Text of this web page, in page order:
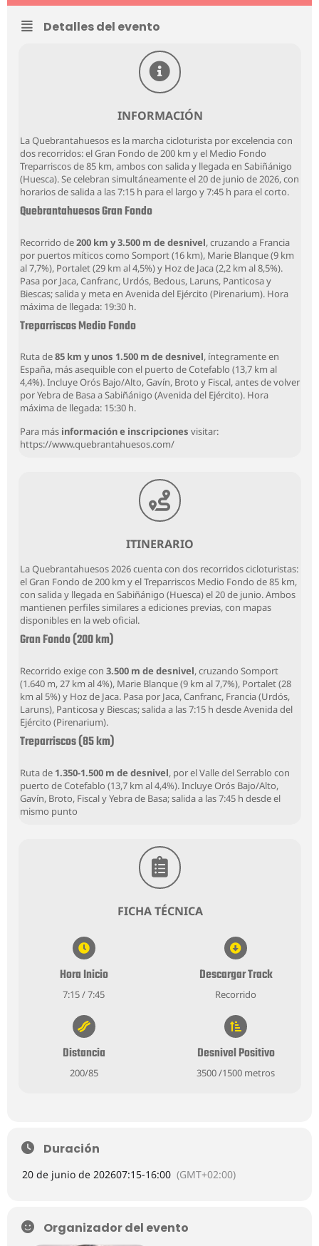
Pasarela de Pago
Detalles del evento
INFORMACIÓN
La Quebrantahuesos es la marcha cicloturista por excelencia con
dos recorridos: el Gran Fondo de 200 km y el Medio Fondo
Treparriscos de 85 km, ambos con salida y llegada en Sabiñánigo
(Huesca). Se celebran simultáneamente el 20 de junio de 2026, con
horarios de salida a las 7:15 h para el largo y 7:45 h para el corto.
Quebrantahuesos Gran Fondo
Recorrido de200 km y 3.500 m de desnivel, cruzando a Francia
por puertos míticos como Somport (16 km), Marie Blanque (9 km
al 7,7%), Portalet (29 km al 4,5%) y Hoz de Jaca (2,2 km al 8,5%).
Pasa por Jaca, Canfranc, Urdós, Bedous, Laruns, Panticosa y
Biescas; salida y meta en Avenida del Ejército (Pirenarium). Hora
máxima de llegada: 19:30 h.
Treparriscos Medio Fondo
Ruta de85 km y unos 1.500 m de desnivel, íntegramente en
España, más asequible con el puerto de Cotefablo (13,7 km al
4,4%). Incluye Orós Bajo/Alto, Gavín, Broto y Fiscal, antes de volver
por Yebra de Basa a Sabiñánigo (Avenida del Ejército). Hora
máxima de llegada: 15:30 h.
Para más información e inscripciones visitar:
https://www.quebrantahuesos.com/
ITINERARIO
La Quebrantahuesos 2026 cuenta con dos recorridos cicloturistas:
el Gran Fondo de 200 km y el Treparriscos Medio Fondo de 85 km,
con salida y llegada en Sabiñánigo (Huesca) el 20 de junio. Ambos
mantienen perfiles similares a ediciones previas, con mapas
disponibles en la web oficial.
Gran Fondo (200 km)
Recorrido exige con 3.500 m de desnivel, cruzando Somport
(1.640 m, 27 km al 4%), Marie Blanque (9 km al 7,7%), Portalet (28
km al 5%) y Hoz de Jaca. Pasa por Jaca, Canfranc, Francia (Urdós,
Laruns), Panticosa y Biescas; salida a las 7:15 h desde Avenida del
Ejército (Pirenarium).
Treparriscos (85 km)
Ruta de 1.350-1.500 m de desnivel, por el Valle del Serrablo con
puerto de Cotefablo (13,7 km al 4,4%). Incluye Orós Bajo/Alto,
Gavín, Broto, Fiscal y Yebra de Basa; salida a las 7:45 h desde el
mismo punto
FICHA TÉCNICA
Hora Inicio
7:15 / 7:45
Descargar Track
Recorrido
Distancia
200/85
Desnivel Positivo
3500 /1500 metros
Duración
20 de junio de 202607:15-16:00 (GMT+02:00)
Organizador del evento